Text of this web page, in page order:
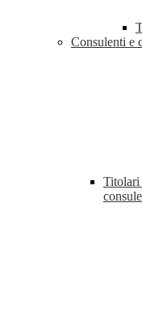
Consulenti e
Titolari